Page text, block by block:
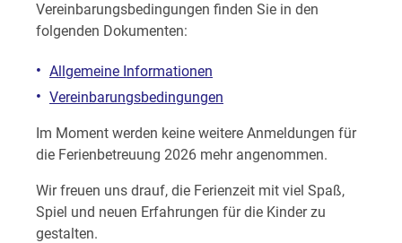
Vereinbarungsbedingungen finden Sie in den
folgenden Dokumenten:
Allgemeine Informationen
Vereinbarungsbedingungen
Im Moment werden keine weitere Anmeldungen für
die Ferienbetreuung 2026 mehr angenommen.
Wir freuen uns drauf, die Ferienzeit mit viel Spaß,
Spiel und neuen Erfahrungen für die Kinder zu
gestalten.